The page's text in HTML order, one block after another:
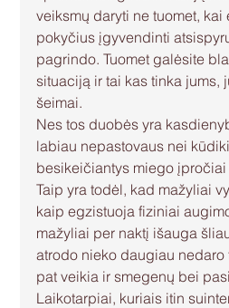
veiksmų daryti ne tuomet,
pokyčius įgyvendinti
pagrindo. Tuomet galėsite
situaciją ir tai kas tinka jums,
šeimai.
Nes tos duobės yra
labiau nepastovaus nei
besikeičiantys miego įpročiai
Taip yra todėl, kad mažyliai
kaip egzistuoja fiziniai
mažyliai per naktį išauga
atrodo nieko daugiau
pat veikia ir smegenų bei
Laikotarpiai, kuriais itin